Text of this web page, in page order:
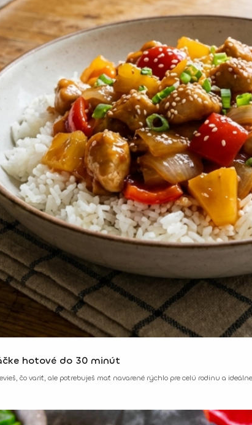
hotové do 30 minút
čo variť, ale potrebuješ mať navarené rýchlo pre celú rodinu a